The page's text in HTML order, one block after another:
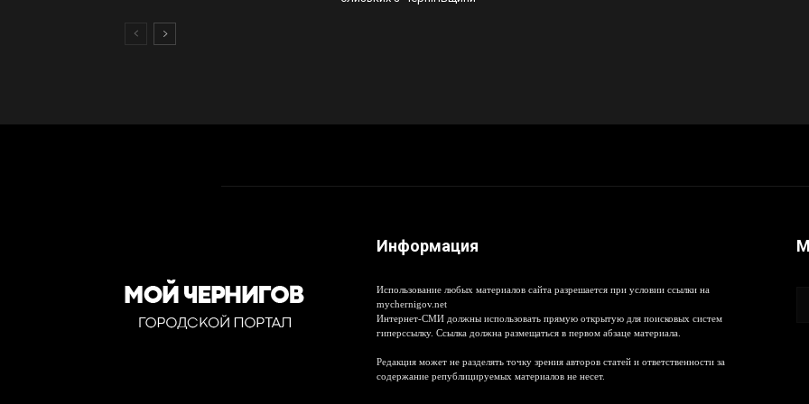
Информация
Использование любых материалов сайта разрешается при условии ссылки на
mychernigov.net
Интернет-СМИ должны использовать прямую открытую для поисковых систем
гиперссылку. Ссылка должна размещаться в первом абзаце материала.
Редакция может не разделять точку зрения авторов статей и ответственности за
содержание републицируемых материалов не несет.